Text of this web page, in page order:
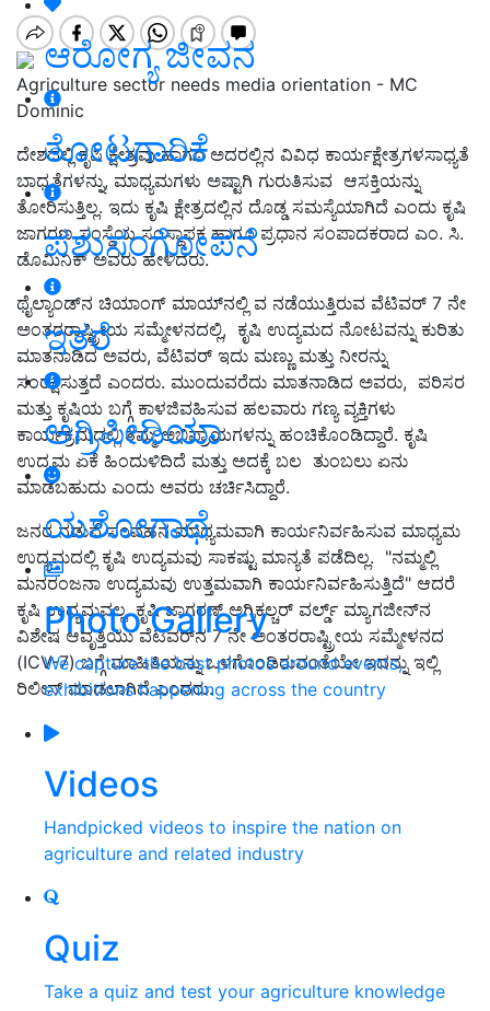
ಆರೋಗ್ಯ ಜೀವನ
ತೋಟಗಾರಿಕೆ
ಪಶುಸಂಗೋಪನೆ
ಇತರೆ
ಅಗ್ರಿಪೀಡಿಯಾ
ಯಶೋಗಾಥೆ
Photo Gallery
We capture the best photos around events,
exhibitions happening across the country
Videos
Handpicked videos to inspire the nation on
agriculture and related industry
Quiz
Take a quiz and test your agriculture knowledge
Agriculture sector needs media orientation - MC
Dominic
ದೇಶದಲ್ಲಿ ಕೃಷಿ ಕ್ಷೇತ್ರವು ಹಾಗೂ ಅದರಲ್ಲಿನ ವಿವಿಧ ಕಾರ್ಯಕ್ಷೇತ್ರಗಳಸಾಧ್ಯತೆ
ಬಾಧ್ಯತೆಗಳನ್ನು, ಮಾಧ್ಯಮಗಳು ಅಷ್ಟಾಗಿ ಗುರುತಿಸುವ ಆಸಕ್ತಿಯನ್ನು
ತೋರಿಸುತ್ತಿಲ್ಲ. ಇದು ಕೃಷಿ ಕ್ಷೇತ್ರದಲ್ಲಿನ ದೊಡ್ಡ ಸಮಸ್ಯೆಯಾಗಿದೆ ಎಂದು ಕೃಷಿ
ಜಾಗರಣ ಸಂಸ್ಥೆಯ ಸಂಸ್ಥಾಪಕ ಹಾಗೂ ಪ್ರಧಾನ ಸಂಪಾದಕರಾದ ಎಂ. ಸಿ.
ಡೊಮಿನಿಕ್‌ ಅವರು ಹೇಳಿದರು.
ಥೈಲ್ಯಾಂಡ್‌ನ ಚಿಯಾಂಗ್ ಮಾಯ್‌ನಲ್ಲಿ ವ ನಡೆಯುತ್ತಿರುವ ವೆಟಿವರ್‌ 7 ನೇ
ಅಂತರರಾಷ್ಟ್ರೀಯ ಸಮ್ಮೇಳನದಲ್ಲಿ, ಕೃಷಿ ಉದ್ಯಮದ ನೋಟವನ್ನು ಕುರಿತು
ಮಾತನಾಡಿದ ಅವರು, ವೆಟಿವರ್‌ ಇದು ಮಣ್ಣು ಮತ್ತು ನೀರನ್ನು
ಸಂರಕ್ಷಿಸುತ್ತದೆ ಎಂದರು. ಮುಂದುವರೆದು ಮಾತನಾಡಿದ ಅವರು, ಪರಿಸರ
ಮತ್ತು ಕೃಷಿಯ ಬಗ್ಗೆ ಕಾಳಜಿವಹಿಸುವ ಹಲವಾರು ಗಣ್ಯ ವ್ಯಕ್ತಿಗಳು
ಕಾರ್ಯಕ್ರಮದಲ್ಲಿ ತಮ್ಮ ಅಭಿಪ್ರಾಯಗಳನ್ನು ಹಂಚಿಕೊಂಡಿದ್ದಾರೆ. ಕೃಷಿ
ಉದ್ಯಮ ಏಕೆ ಹಿಂದುಳಿದಿದೆ ಮತ್ತು ಅದಕ್ಕೆ ಬಲ ತುಂಬಲು ಏನು
ಮಾಡಬಹುದು ಎಂದು ಅವರು ಚರ್ಚಿಸಿದ್ದಾರೆ.
ಜನರ ನಡುವೆ ಸಂವಹನ ಮಾಧ್ಯಮವಾಗಿ ಕಾರ್ಯನಿರ್ವಹಿಸುವ ಮಾಧ್ಯಮ
ಉದ್ಯಮದಲ್ಲಿ ಕೃಷಿ ಉದ್ಯಮವು ಸಾಕಷ್ಟು ಮಾನ್ಯತೆ ಪಡೆದಿಲ್ಲ. "ನಮ್ಮಲ್ಲಿ
ಮನರಂಜನಾ ಉದ್ಯಮವು ಉತ್ತಮವಾಗಿ ಕಾರ್ಯನಿರ್ವಹಿಸುತ್ತಿದೆ" ಆದರೆ
ಕೃಷಿ ಉದ್ಯಮವಲ್ಲ. ಕೃಷಿ ಜಾಗರಣ್ ಅಗ್ರಿಕಲ್ಚರ್ ವರ್ಲ್ಡ್ ಮ್ಯಾಗಜೀನ್‌ನ
ವಿಶೇಷ ಆವೃತ್ತಿಯು ವೆಟಿವರ್‌ನ 7 ನೇ ಅಂತರರಾಷ್ಟ್ರೀಯ ಸಮ್ಮೇಳನದ
(ICV-7) ಬಗ್ಗೆ ಮಾಹಿತಿಯನ್ನು ಒಳಗೊಂಡಿರುವಂತೆಯೇ ಇದನ್ನು ಇಲ್ಲಿ
ರಿಲೀಸ್‌ ಮಾಡಲಾಗಿದೆ ಎಂದರು.